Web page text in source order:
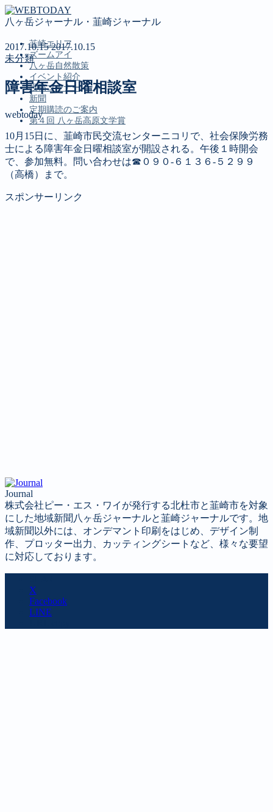
八ヶ岳ジャーナル・韮崎ジャーナル
韮崎エリア
ズームアイ
八ヶ岳自然散策
イベント紹介
投稿コーナー
新聞
定期購読のご案内
第４回 八ヶ岳高原文学賞
MENU
韮崎エリア
ズームアイ
八ヶ岳自然散策
2017.10.152017.10.15
未分類
障害年金日曜相談室
webtoday
10月15日に、韮崎市民交流センターニコリで、社会保険労務
士による障害年金日曜相談室が開設される。午後１時開会
で、参加無料。問い合わせは☎０９０‐６１３６‐５２９９
（高橋）まで。
スポンサーリンク
Journal
株式会社ピー・エス・ワイが発行する北杜市と韮崎市を対象
にした地域新聞八ヶ岳ジャーナルと韮崎ジャーナルです。地
域新聞以外には、オンデマント印刷をはじめ、デザイン制
作、プロッター出力、カッティングシートなど、様々な要望
に対応しております。
X
Facebook
LINE